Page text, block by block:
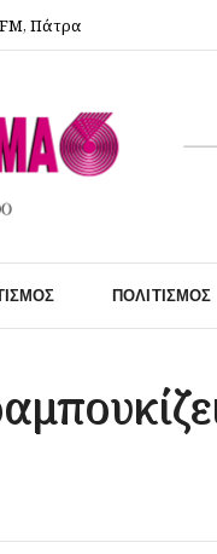
Πάτρα
ΠΟΛΙΤΙΣΜΌΣ